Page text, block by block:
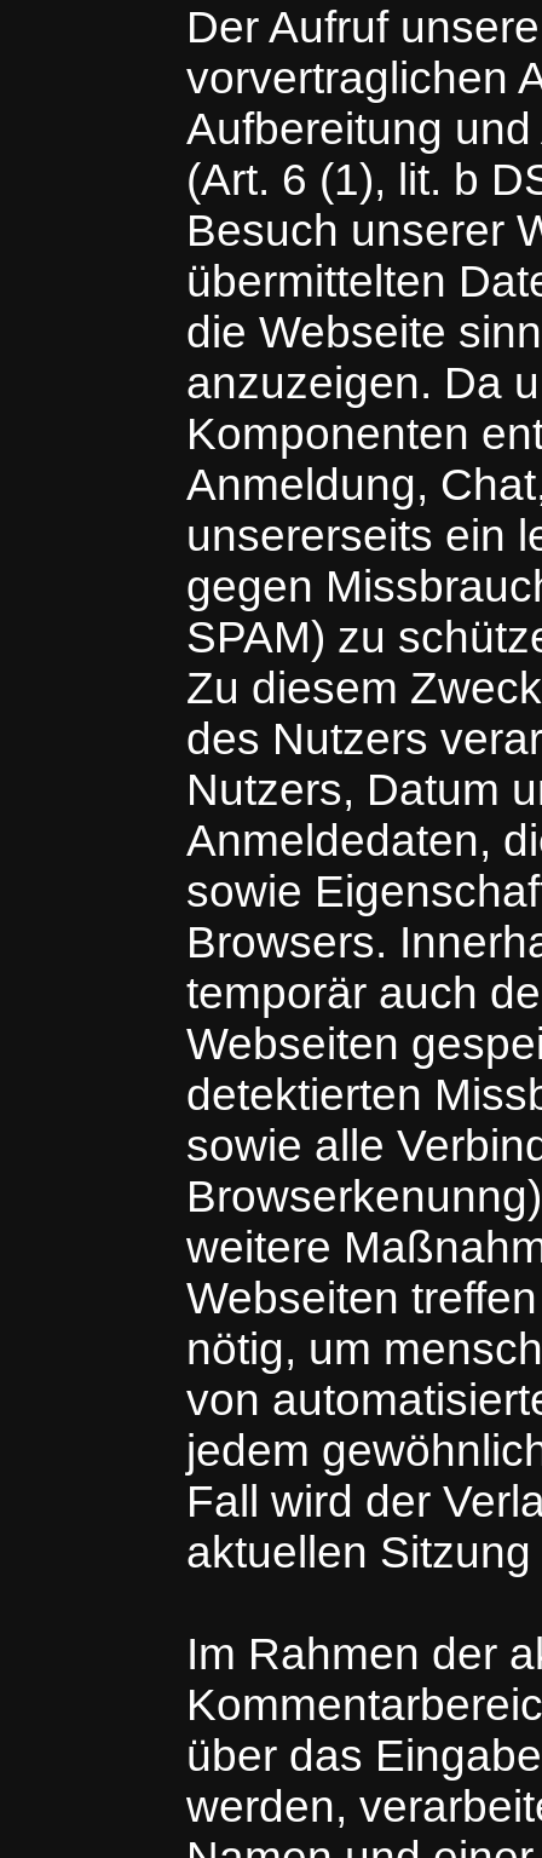
Der Aufruf
vorvertraglichen
Aufbereitung
(Art. 6 (1), lit. b
Besuch unserer
übermittelten
die Webseite
anzuzeigen. Da
Komponenten
Anmeldung,
unsererseits ein
gegen
SPAM) zu
Zu diesem
des Nutzers
Nutzers, Datum
Anmeldedaten,
sowie
Browsers.
temporär auch
Webseiten
detektierten
sowie alle
weitere
Webseiten
nötig, um
von
jedem
Fall wird der
aktuellen
Im Rahmen der
über das
werden,